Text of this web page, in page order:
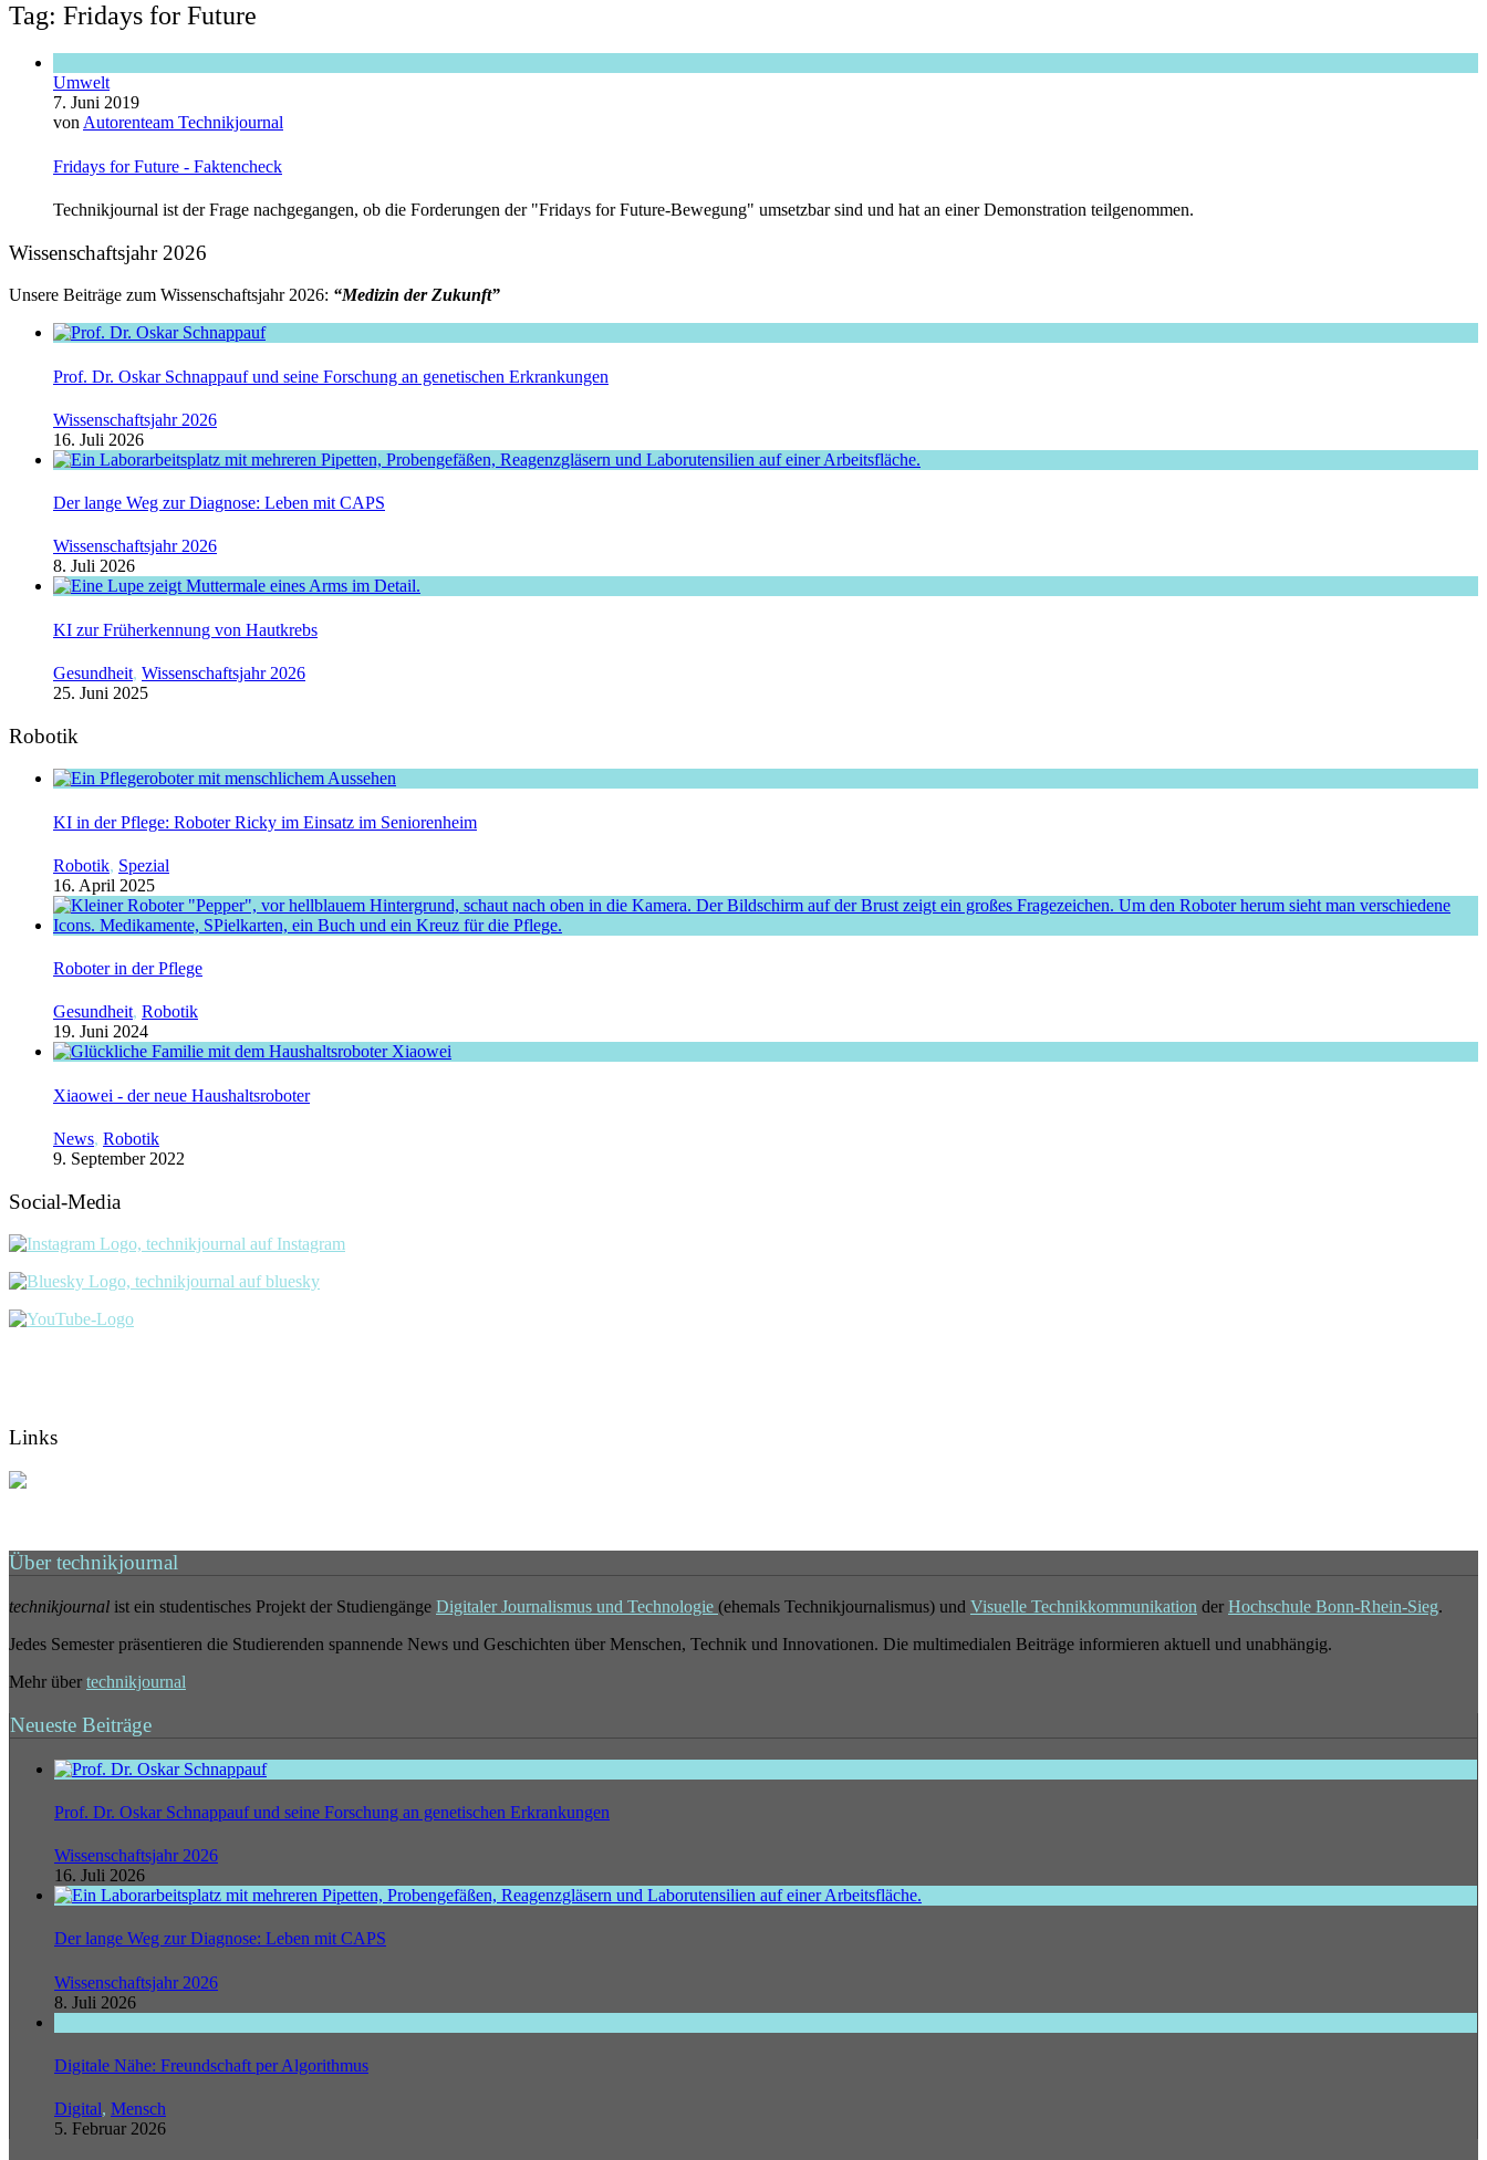
Tag: Fridays for Future
Umwelt
7. Juni 2019
von Autorenteam Technikjournal
Fridays for Future - Faktencheck
Technikjournal ist der Frage nachgegangen, ob die Forderungen der "Fridays for Future-Bewegung" umsetzbar sind und hat an einer Demonstration teilgenommen.
Wissenschaftsjahr 2026
Unsere Beiträge zum Wissenschaftsjahr 2026: “Medizin der Zukunft”
Prof. Dr. Oskar Schnappauf und seine Forschung an genetischen Erkrankungen
Wissenschaftsjahr 2026
16. Juli 2026
Der lange Weg zur Diagnose: Leben mit CAPS
Wissenschaftsjahr 2026
8. Juli 2026
KI zur Früherkennung von Hautkrebs
Gesundheit, Wissenschaftsjahr 2026
25. Juni 2025
Robotik
KI in der Pflege: Roboter Ricky im Einsatz im Seniorenheim
Robotik, Spezial
16. April 2025
Roboter in der Pflege
Gesundheit, Robotik
19. Juni 2024
Xiaowei - der neue Haushaltsroboter
News, Robotik
9. September 2022
Social-Media
Links
Über technikjournal
technikjournal ist ein studentisches Projekt der Studiengänge Digitaler Journalismus und Technologie (ehemals Technikjournalismus) und Visuelle Technikkommunikation der Hochschule Bonn-Rhein-Sieg.
Jedes Semester präsentieren die Studierenden spannende News und Geschichten über Menschen, Technik und Innovationen. Die multimedialen Beiträge informieren aktuell und unabhängig.
Mehr über technikjournal
Neueste Beiträge
Prof. Dr. Oskar Schnappauf und seine Forschung an genetischen Erkrankungen
Wissenschaftsjahr 2026
16. Juli 2026
Der lange Weg zur Diagnose: Leben mit CAPS
Wissenschaftsjahr 2026
8. Juli 2026
Digitale Nähe: Freundschaft per Algorithmus
Digital, Mensch
5. Februar 2026